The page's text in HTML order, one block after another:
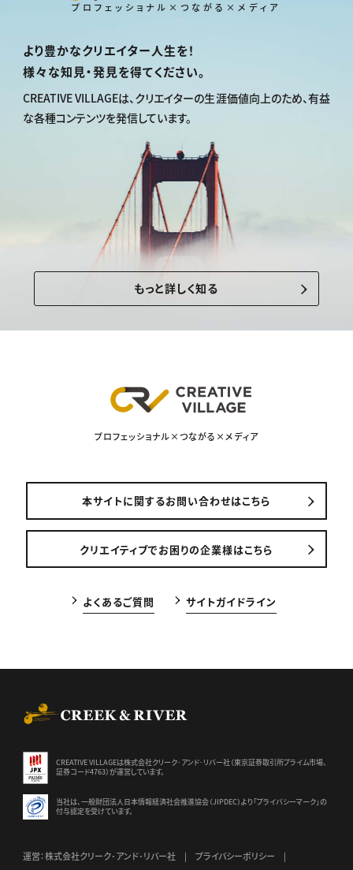
プロフェッショナル×つながる×メディア
より豊かなクリエイター人生を！
様々な知見・発見を得てください。
CREATIVE VILLAGEは、 クリエイターの生涯価値向上のため、有益
な各種コンテンツを発信しています。
もっと詳しく知る
プロフェッショナル×つながる×メディア
本サイトに関するお問い合わせはこちら
クリエイティブでお困りの企業様はこちら
よくあるご質問 サイトガイドライン
CREATIVE VILLAGEは株式会社クリーク･アンド･リバー社（東京証券取引所プライム市場、
証券コード4763）が運営しています。
当社は、一般財団法人日本情報経済社会推進協会（JIPDEC）より 「プライバシーマーク」の
付与認定を受けています。
運営：株式会社クリーク･アンド･リバー社 プライバシーポリシー